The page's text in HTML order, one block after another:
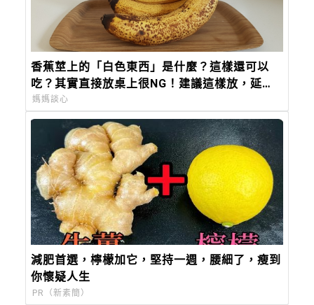
香蕉莖上的「白色東西」是什麼？這樣還可以
吃？其實直接放桌上很NG！建議這樣放，延長
保存期限！
媽媽談心
減肥首選，檸檬加它，堅持一週，腰細了，瘦到
你懷疑人生
PR（新素簡）